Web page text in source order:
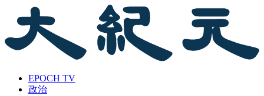
EPOCH TV
政治